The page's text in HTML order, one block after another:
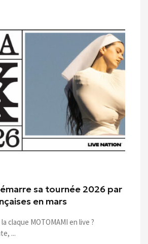
sa tournée 2026 par
en mars
claque MOTOMAMI en live ?
...